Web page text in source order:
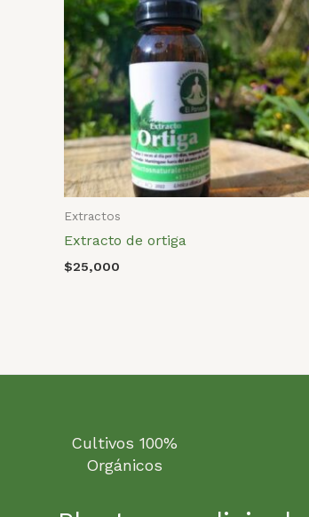
Extractos
Extracto de ortiga
$25,000
Cultivos 100%
Orgánicos